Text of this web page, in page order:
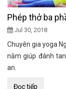
Phép thở ba
Jul 30, 2018
Chuyên gia yoga
nằm giúp đánh
an.
Đọc tiếp